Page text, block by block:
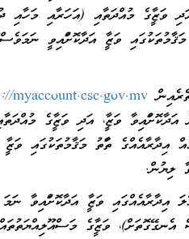
އަދި ވަޒީފާގެ މުއްދަތާއި (އަހަރާއި މަހާއި
ވަޒީފާ އަދާކޮށްފައިވީ
myaccount.csc.gov.mv/
ވަޒީފާ، އަދި ވަޒީފާގެ
އިދާރާއެއްގެ ތަފާތު މަޤާމުތަކުގައި
ލިޔުން.
ވަޒީފާ އަދާކޮށްފައިވާ ނަމަ
ވަޒީފާގެ